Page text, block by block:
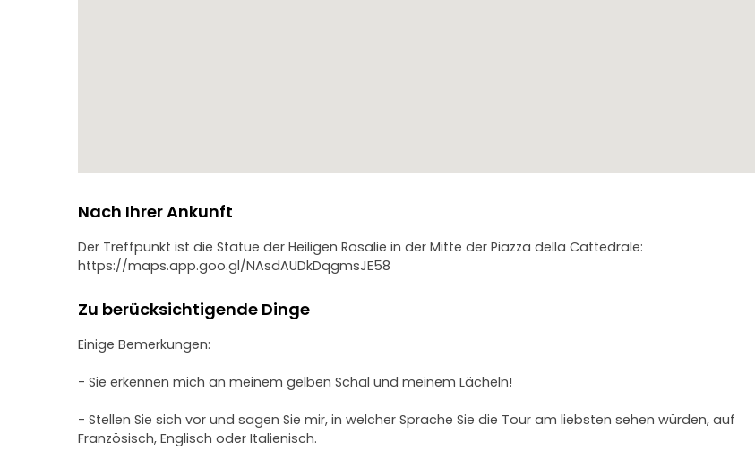
Nach Ihrer Ankunft
Der Treffpunkt ist die Statue der Heiligen Rosalie in der Mitte der Piazza della Cattedrale:
https://maps.app.goo.gl/NAsdAUDkDqgmsJE58
Zu berücksichtigende Dinge
Einige Bemerkungen:
- Sie erkennen mich an meinem gelben Schal und meinem Lächeln!
- Stellen Sie sich vor und sagen Sie mir, in welcher Sprache Sie die Tour am liebsten sehen würden, auf
Französisch, Englisch oder Italienisch.